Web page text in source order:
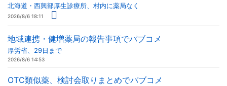
北海道・西興部厚生診療所、村内に薬局なく
2026/8/6 18:11
地域連携・健増薬局の報告事項でパブコメ
厚労省、29日まで
2026/8/6 14:53
OTC類似薬、検討会取りまとめでパブコメ